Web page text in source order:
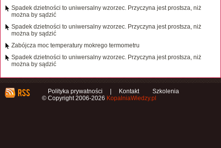
Spadek dzietności to uniwersalny wzorzec. Przyczyna jest prostsza, niż
można by sądzić
Spadek dzietności to uniwersalny wzorzec. Przyczyna jest prostsza, niż
można by sądzić
Zabójcza moc temperatury mokrego termometru
Spadek dzietności to uniwersalny wzorzec. Przyczyna jest prostsza, niż
można by sądzić
Polityka prywatności | Kontakt
Szkolenia
© Copyright 2006-2026 KopalniaWiedzy.pl